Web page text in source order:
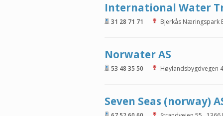
International Water
31 28 71 71 Bjerkås Næringspark
Norwater AS
53 48 35 50 Høylandsbygdvegen
Seven Seas (norway)